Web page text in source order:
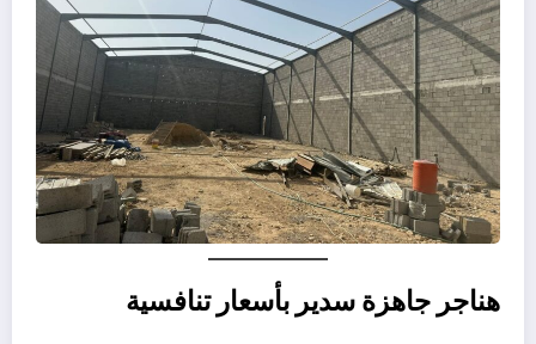
هناجر جاهزة سدير بأسعار تنافسية